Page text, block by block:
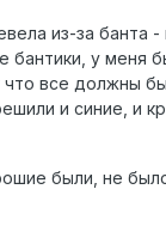
из-за банта
бантики, у меня
все должны
и синие, и
были, не